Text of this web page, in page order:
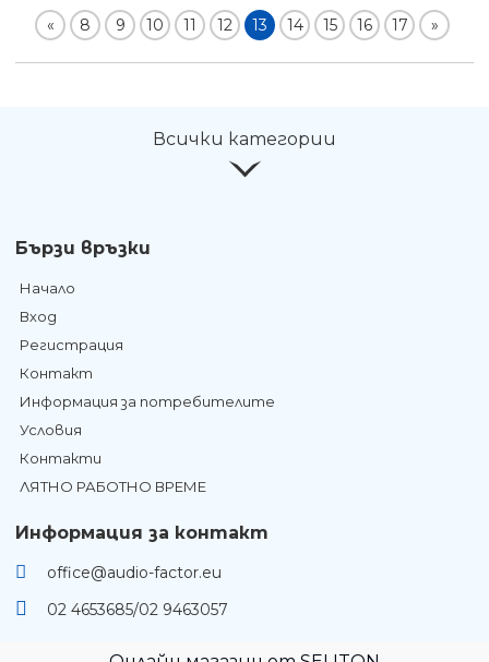
« 8 9 10 11 12 13 14 15 16 17 »
Всички категории
Бързи връзки
Начало
Вход
Регистрация
Контакт
Информация за потребителите
Условия
Контакти
ЛЯТНО РАБОТНО ВРЕМЕ
Информация за контакт
office@audio-factor.eu
02 4653685/02 9463057